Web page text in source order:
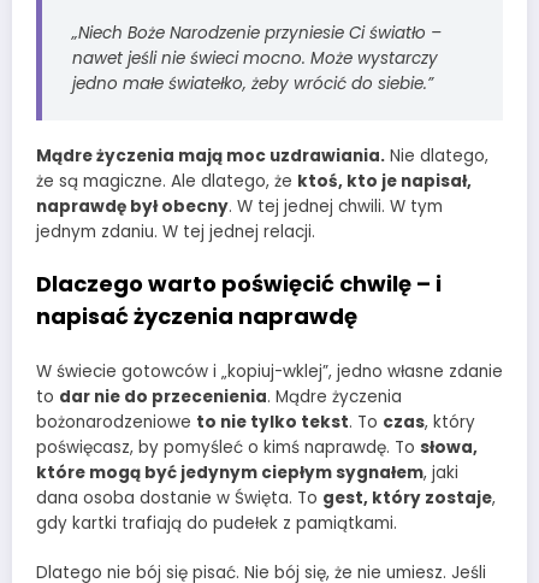
„Niech Boże Narodzenie przyniesie Ci światło –
nawet jeśli nie świeci mocno. Może wystarczy
jedno małe światełko, żeby wrócić do siebie.”
Mądre życzenia mają moc uzdrawiania. Nie dlatego,
że są magiczne. Ale dlatego, że ktoś, kto je napisał,
naprawdę był obecny. W tej jednej chwili. W tym
jednym zdaniu. W tej jednej relacji.
Dlaczego warto poświęcić chwilę – i
napisać życzenia naprawdę
W świecie gotowców i „kopiuj-wklej”, jedno własne zdanie
to dar nie do przecenienia. Mądre życzenia
bożonarodzeniowe to nie tylko tekst. To czas, który
poświęcasz, by pomyśleć o kimś naprawdę. To słowa,
które mogą być jedynym ciepłym sygnałem, jaki
dana osoba dostanie w Święta. To gest, który zostaje,
gdy kartki trafiają do pudełek z pamiątkami.
Dlatego nie bój się pisać. Nie bój się, że nie umiesz. Jeśli